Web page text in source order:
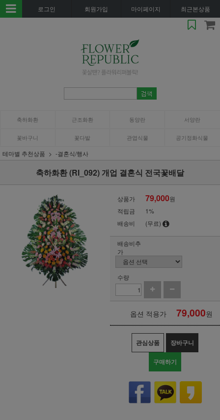
로그인 회원가입 마이페이지 최근본상품
축하화환 근조화환 동양란 서양란
꽃바구니 꽃다발 관엽식물 공기정화식물
테마별 추천상품 -결혼식/행사
축하화환 (RI_092) 개업 결혼식 전국꽃배달
상품가 79,000원
적립금
1%
배송비
(무료)
배송비추
가
수량
옵션 적용가 79,000원
관심상품 장바구니
구매하기